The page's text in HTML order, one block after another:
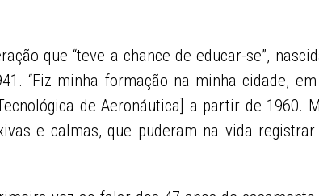
que “teve a chance de educar-se”,
“Fiz minha formação na minha cidade,
de Aeronáutica] a partir de 1960.
e calmas, que puderam na vida